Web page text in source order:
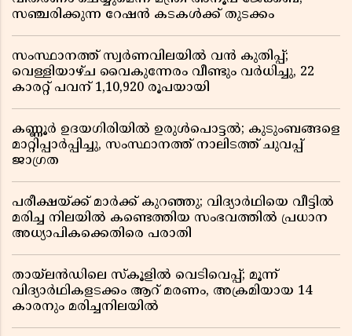
സഞ്ചരിക്കുന്ന റേഷൻ കടകൾക്ക് തുടക്കം
സംസ്ഥാനത്ത് സ്വർണവിലയിൽ വൻ കുതിപ്പ്;
വെള്ളിയാഴ്ച വൈകുന്നേരം വീണ്ടും വർധിച്ചു, 22
കാരറ്റ് പവന് 1,10,920 രൂപയായി
കണ്ണൂർ ഉദയഗിരിയിൽ ഉരുൾപൊട്ടൽ; കുടുംബങ്ങളെ
മാറ്റിപ്പാർപ്പിച്ചു, സംസ്ഥാനത്ത് നാലിടത്ത് ചുവപ്പ്
ജാഗ്രത
പരീക്ഷയ്ക്ക് മാർക്ക് കുറഞ്ഞു; വിദ്യാർഥിയെ വീട്ടിൽ
മരിച്ച നിലയിൽ കണ്ടെത്തിയ സംഭവത്തിൽ പ്രധാന
അധ്യാപികക്കെതിരെ പരാതി
തായ്‌ലൻഡിലെ സ്‌കൂളിൽ വെടിവെപ്പ്; മൂന്ന്
വിദ്യാർഥികളടക്കം ആറ് മരണം, അക്രമിയായ 14
കാരനും മരിച്ചനിലയിൽ